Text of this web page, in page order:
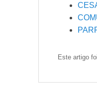
Este artigo